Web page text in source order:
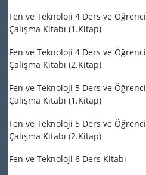
Fen ve Teknoloji 4 Ders ve Öğrenci
Çalışma Kitabı (1.Kitap)
Fen ve Teknoloji 4 Ders ve Öğrenci
Çalışma Kitabı (2.Kitap)
Fen ve Teknoloji 5 Ders ve Öğrenci
Çalışma Kitabı (1.Kitap)
Fen ve Teknoloji 5 Ders ve Öğrenci
Çalışma Kitabı (2.Kitap)
Fen ve Teknoloji 6 Ders Kitabı